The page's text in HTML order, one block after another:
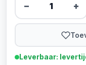
− +
Leverbaar: